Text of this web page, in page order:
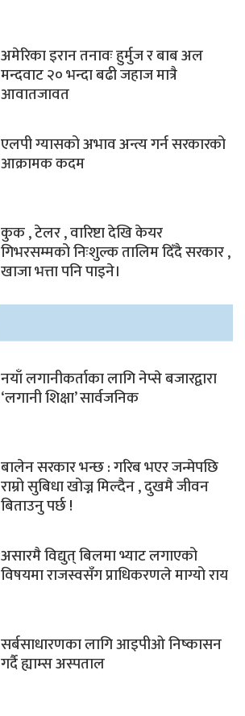
अमेरिका इरान तनावः हुर्मुज र बाब अल
मन्दवाट २० भन्दा बढी जहाज मात्रै
आवातजावत
एलपी ग्यासको अभाव अन्त्य गर्न सरकारको
आक्रामक कदम
कुक , टेलर , वारिष्टा देखि केयर
गिभरसम्मको निःशुल्क तालिम दिँदै सरकार ,
खाजा भत्ता पनि पाइने।
नयाँ लगानीकर्ताका लागि नेप्से बजारद्वारा
‘लगानी शिक्षा’ सार्वजनिक
बालेन सरकार भन्छ : गरिब भएर जन्मेपछि
राम्रो सुबिधा खोज्न मिल्दैन , दुखमै जीवन
बिताउनु पर्छ !
असारमै विद्युत् बिलमा भ्याट लगाएको
विषयमा राजस्वसँग प्राधिकरणले माग्यो राय
सर्बसाधारणका लागि आइपीओ निष्कासन
गर्दै ह्याम्स अस्पताल